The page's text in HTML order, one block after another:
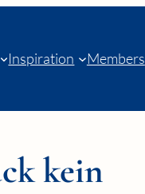
Inspiration Members
kein